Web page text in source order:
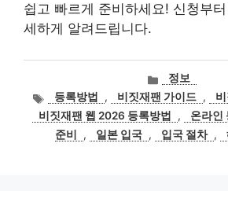
쉽고 빠르게 준비하세요! 신청부
세하게 알려드립니다.
카
테
고
리
정보
태
그
등록방법 , 비짓재팬 가이드 ,
비짓재팬 웹 2026 등록방법
, 온라인
준비
, 일본 입국 , 입국 절차 ,